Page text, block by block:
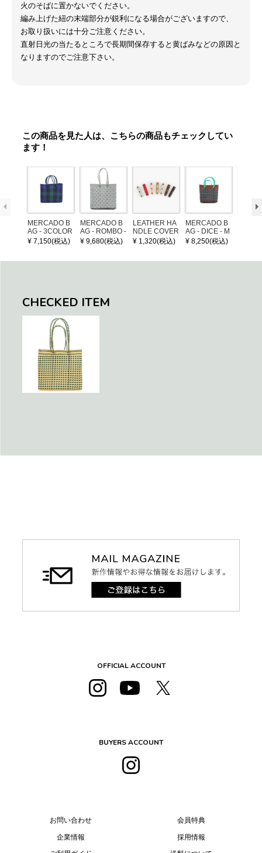
火のそばに置かないでください。
編み上げた紐の末端部分が鋭利になる場合がございますので、
お取り扱いには十分ご注意ください。
直射日光の当たるところで長期間保存すると黄ばみなどの原因と
なりますのでご注意下さい。
この商品を見た人は、こちらの商品もチェックしてい
ます！
MERCADO B
AG - 3COLOR
S CHECK - Bl
ack / Dark Gre
¥ 7,150(税込)
MERCADO B
AG - ROMBO -
LONG HANDL
E - Silver / Whi
¥ 9,680(税込)
LEATHER HA
NDLE COVER
¥ 1,320(税込)
MERCADO B
AG - DICE - M
OSAIC - Copp
er / Navy / Mint
¥ 8,250(税込)
CHECKED ITEM
OFFICIAL ACCOUNT
BUYERS ACCOUNT
お問い合わせ
企業情報
会員特典
採用情報